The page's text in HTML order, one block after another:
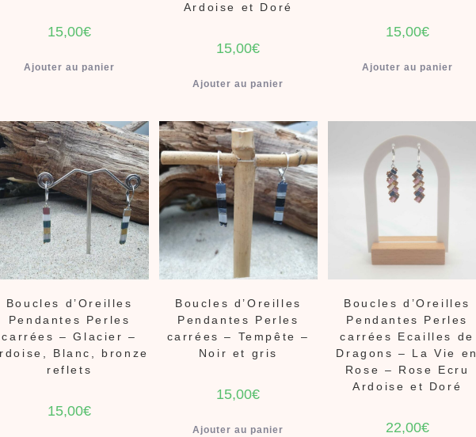
15,00€
Ajouter au panier
Ardoise et Doré
15,00€
Ajouter au panier
15,00€
Ajouter au panier
Boucles d’Oreilles
Pendantes Perles
carrées – Glacier –
Blanc, bronze
reflets
15,00€
Boucles d’Oreilles
Pendantes Perles
carrées – Tempête –
Noir et gris
15,00€
Ajouter au panier
Boucles d’Oreilles
Pendantes Perles
carrées Ecailles de
Dragons – La Vie en
Rose – Rose Ecru
Ardoise et Doré
22,00€